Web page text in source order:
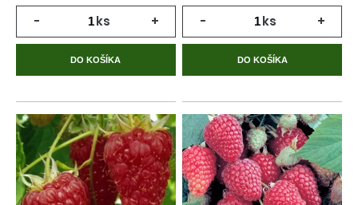
- ks +
DO KOŠÍKA
- ks +
DO KOŠÍKA